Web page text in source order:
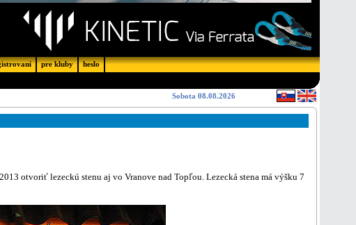
pre kluby heslo
Sobota 08.08.2026
otvoriť lezeckú stenu aj vo Vranove nad Topľou. Lezecká stena má výšku 7